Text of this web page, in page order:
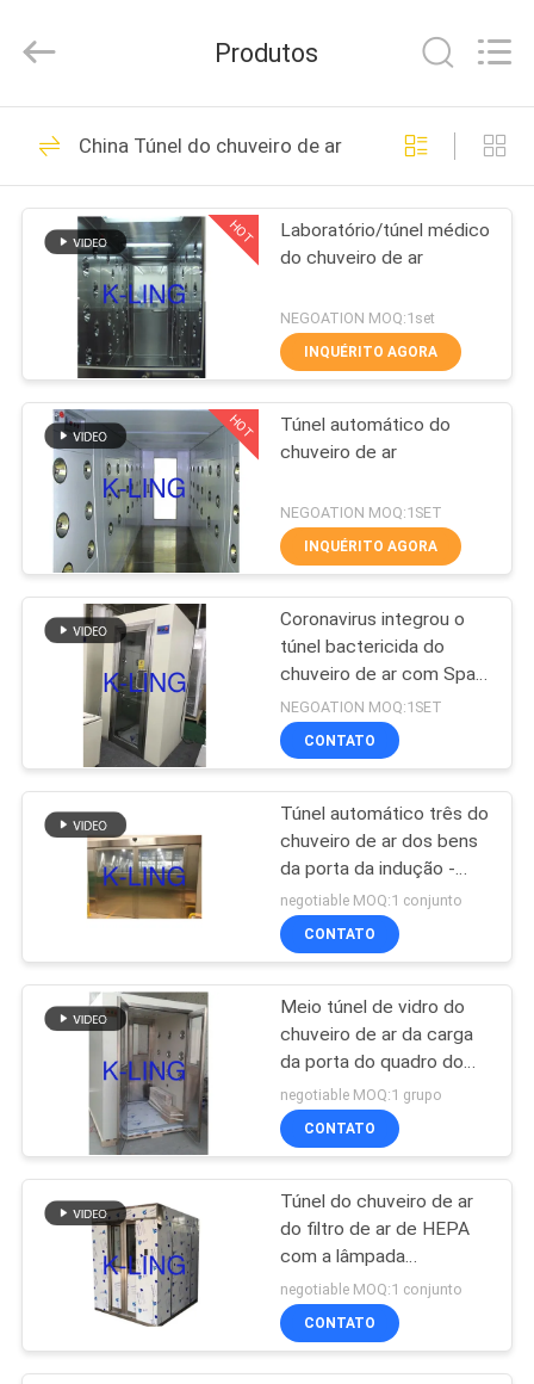
PARA
CASA
PRODUTOS
SOBRE
VISITA
FÁBRICA
CONTROLE
QUALIDADE
CONTACTE-
NOS
NOTÍCIAS
MAPA
POLÍTICA
PRIVACIDADE
Purification
Technology
Rights
Túnel do chuveiro
de ar
194
Chuveiro de ar da
sala de limpeza
200
Chuveiro de ar de
aço inoxidável
Caixa de passagem
da sala de limpeza
152
Caixa de passagem
do chuveiro de ar
66
Produtos
China Túnel do chuveiro de ar
HOT
Laboratório/túnel médico
do chuveiro de ar
NEGOATION MOQ:1set
INQUÉRITO AGORA
HOT
Túnel automático do
chuveiro de ar
NEGOATION MOQ:1SET
INQUÉRITO AGORA
Coronavirus integrou o
túnel bactericida do
chuveiro de ar com Spary
desinfetante
NEGOATION MOQ:1SET
CONTATO
Túnel automático três do
chuveiro de ar dos bens
da porta da indução -
customizável tomado
partido
negotiable MOQ:1 conjunto
CONTATO
Meio túnel de vidro do
chuveiro de ar da carga
da porta do quadro do
SUS 304 para a entrada
da sala de limpeza
negotiable MOQ:1 grupo
CONTATO
Túnel do chuveiro de ar
do filtro de ar de HEPA
com a lâmpada
ultravioleta para a sala de
limpeza
negotiable MOQ:1 conjunto
CONTATO